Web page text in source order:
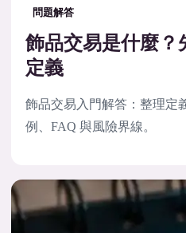
問題解答
飾品交易是什麼？
定義
飾品交易入門解答：整理定
例、FAQ 與風險界線。